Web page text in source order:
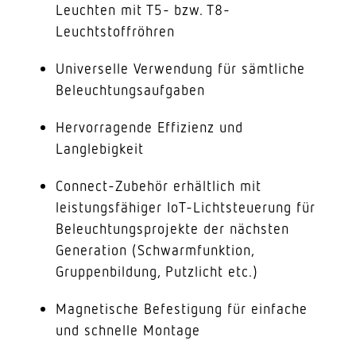
Leuchten mit T5- bzw. T8-
Leuchtstoffröhren
Universelle Verwendung für sämtliche
Beleuchtungsaufgaben
Hervorragende Effizienz und
Langlebigkeit
Connect-Zubehör erhältlich mit
leistungsfähiger IoT-Lichtsteuerung für
Beleuchtungsprojekte der nächsten
Generation (Schwarmfunktion,
Gruppenbildung, Putzlicht etc.)
Magnetische Befestigung für einfache
und schnelle Montage